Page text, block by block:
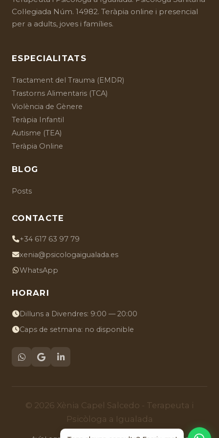
Col·legiada Núm. 14982. Teràpia online i presencial
per a adults, joves i famílies.
ESPECIALITATS
Tractament del Trauma (EMDR)
Trastorns Alimentaris (TCA)
Violència de Gènere
Teràpia Infantil
Autisme (TEA)
Teràpia Online
BLOG
Posts
CONTACTE
+34 617 63 97 79
xenia@psicologaigualada.es
WhatsApp
HORARI
Dilluns a Divendres: 9:00 — 20:00
Caps de setmana: no disponible
© 2026 Xènia Capel Salcedo - Terapeuta i
Psicòloga a Igualada